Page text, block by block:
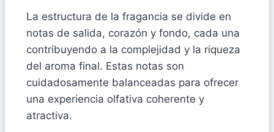
La estructura de la fragancia se divide en
notas de salida, corazón y fondo, cada una
contribuyendo a la complejidad y la riqueza
del aroma final. Estas notas son
cuidadosamente balanceadas para ofrecer
una experiencia olfativa coherente y
atractiva.